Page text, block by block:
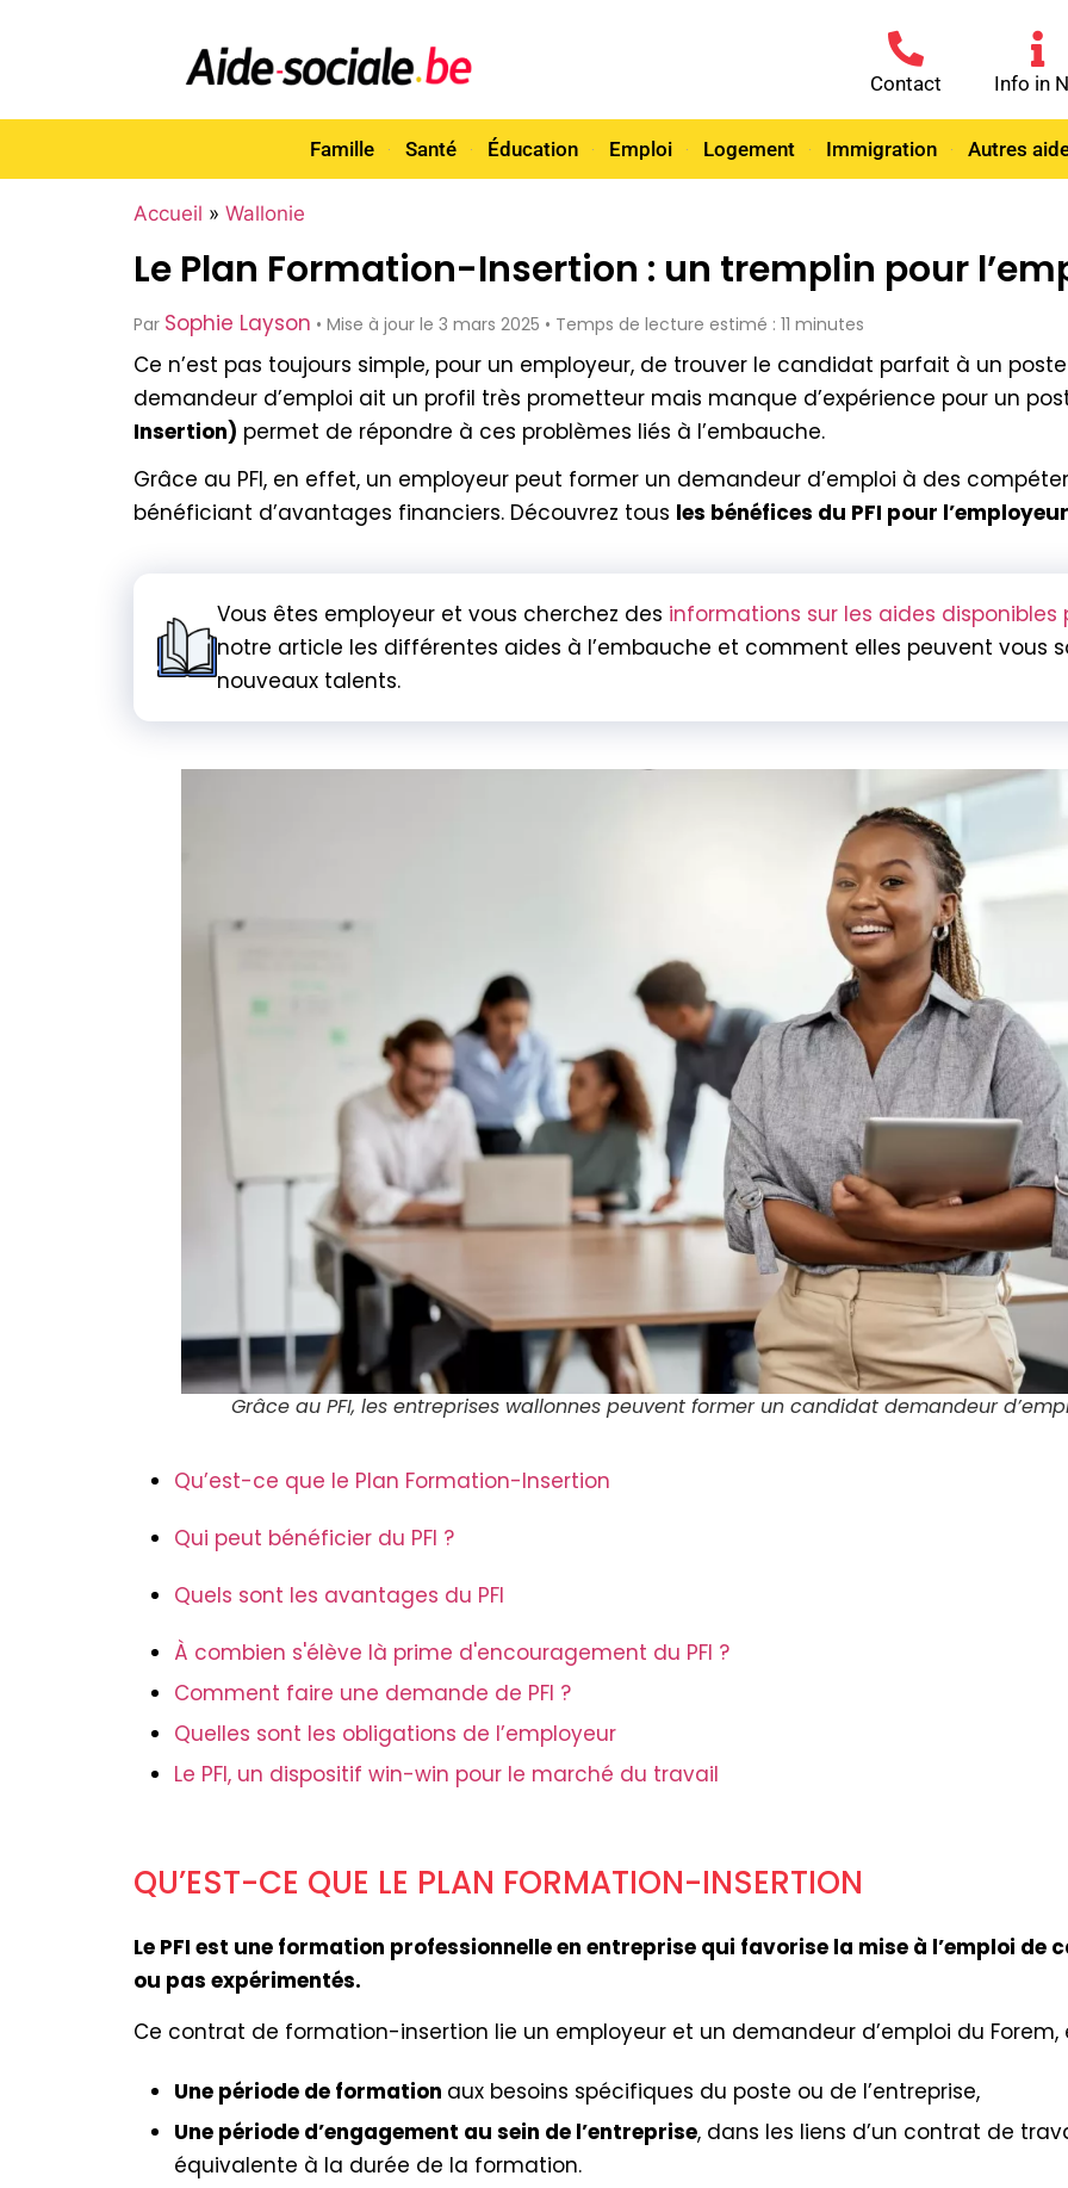
Contact Info in
Famille Santé Éducation Emploi Logement Immigration Autres
Accueil » Wallonie
Le Plan Formation-Insertion : un tremplin pour
Par Sophie Layson • Mise à jour le 3 mars 2025 • Temps de lecture estimé : 11 minutes
Ce n’est pas toujours simple, pour un employeur, de trouver le candidat parfait à un
demandeur d’emploi ait un profil très prometteur mais manque d’expérience pour un
Insertion) permet de répondre à ces problèmes liés à l’embauche.
Grâce au PFI, en effet, un employeur peut former un demandeur d’emploi à des
bénéficiant d’avantages financiers. Découvrez tous les bénéfices du PFI pour
Vous êtes employeur et vous cherchez des informations sur les aides disponibles
notre article les différentes aides à l’embauche et comment elles peuvent vous
nouveaux talents.
Grâce au PFI, les entreprises wallonnes peuvent former un candidat demandeur
Qu’est-ce que le Plan Formation-Insertion
Qui peut bénéficier du PFI ?
Quels sont les avantages du PFI
À combien s'élève là prime d'encouragement du PFI ?
Comment faire une demande de PFI ?
Quelles sont les obligations de l’employeur
Le PFI, un dispositif win-win pour le marché du travail
QU’EST-CE QUE LE PLAN FORMATION-INSERTION
Le PFI est une formation professionnelle en entreprise qui favorise la mise à l’emploi de
ou pas expérimentés.
Ce contrat de formation-insertion lie un employeur et un demandeur d’emploi du Forem,
Une période de formation aux besoins spécifiques du poste ou de l’entreprise,
Une période d’engagement au sein de l’entreprise, dans les liens d’un contrat de
équivalente à la durée de la formation.